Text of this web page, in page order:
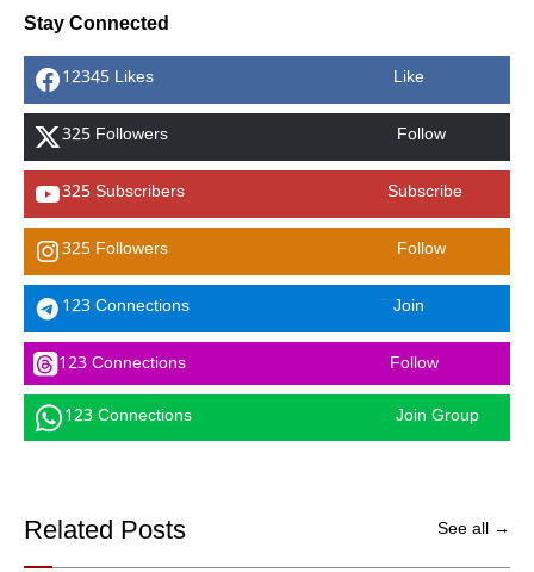
Stay Connected
12345 Likes Like
325 Followers Follow
325 Subscribers Subscribe
325 Followers Follow
123 Connections Join
123 Connections Follow
123 Connections Join Group
Related Posts See all →